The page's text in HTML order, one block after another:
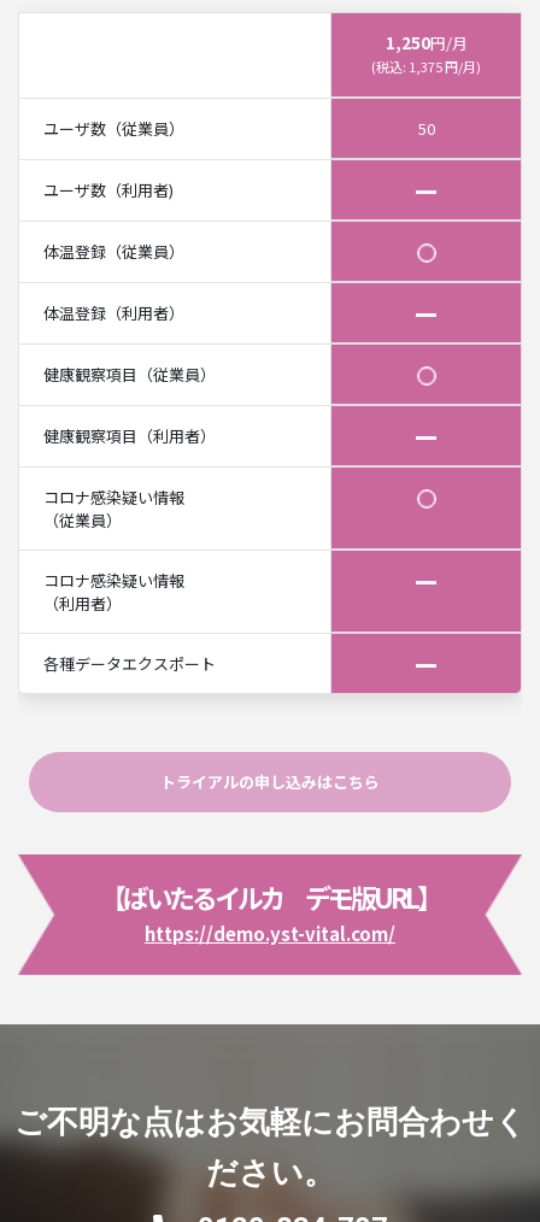
1,250円/月
(税込: 1,375 円/月)
ユーザ数（従業員） 50
ユーザ数（利用者)
体温登録（従業員）
体温登録（利用者）
健康観察項目（従業員）
健康観察項目（利用者）
コロナ感染疑い情報
（従業員）
コロナ感染疑い情報
（利用者）
各種データエクスポート
トライアルの申し込みはこちら
【ばいたるイルカ デモ版URL】
https://demo.yst-vital.com/
ご不明な点はお気軽にお問合わせく
ださい。